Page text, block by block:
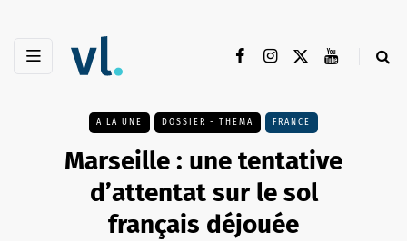
A LA UNE DOSSIER - THEMA FRANCE
Marseille : une tentative
d’attentat sur le sol
français déjouée